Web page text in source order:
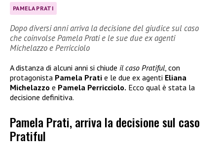
PAMELA PRATI
Dopo diversi anni arriva la decisione del giudice sul caso
che coinvolse Pamela Prati e le sue due ex agenti
Michelazzo e Perricciolo
A distanza di alcuni anni si chiude il caso Pratiful , con
protagonista Pamela Prati e le due ex agenti Eliana
Michelazzo e Pamela Perricciolo. Ecco qual è stata la
decisione definitiva.
Pamela Prati, arriva la decisione sul caso
Pratiful